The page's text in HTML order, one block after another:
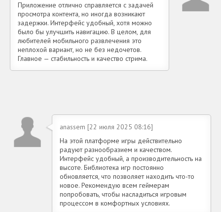
Приложение отлично справляется с задачей
просмотра контента, но иногда возникают
задержки. Интерфейс удобный, хотя можно
было бы улучшить навигацию. В целом, для
любителей мобильного развлечения это
неплохой вариант, но не без недочетов.
Главное — стабильность и качество стрима.
anassem [22 июля 2025 08:16]
На этой платформе игры действительно
радуют разнообразием и качеством.
Интерфейс удобный, а производительность на
высоте. Библиотека игр постоянно
обновляется, что позволяет находить что-то
новое. Рекомендую всем геймерам
попробовать, чтобы насладиться игровым
процессом в комфортных условиях.